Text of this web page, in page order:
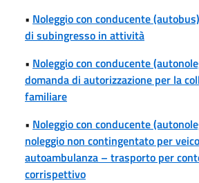
• Noleggio con conducente
di subingresso in attività
• Noleggio con conducente
domanda di autorizzazione per la
familiare
• Noleggio con conducente
noleggio non contingentato per
autoambulanza – trasporto per
corrispettivo